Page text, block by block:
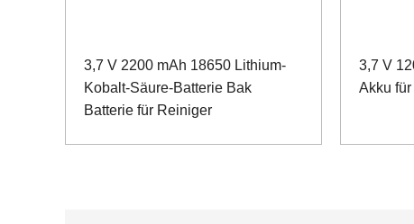
3,7 V 2200 mAh 18650 Lithium-
Kobalt-Säure-Batterie Bak
Batterie für Reiniger
3,7 V
Akku